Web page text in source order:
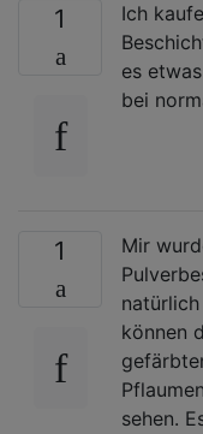
1
Ich
es
bei
1
Mir
können
sehen.